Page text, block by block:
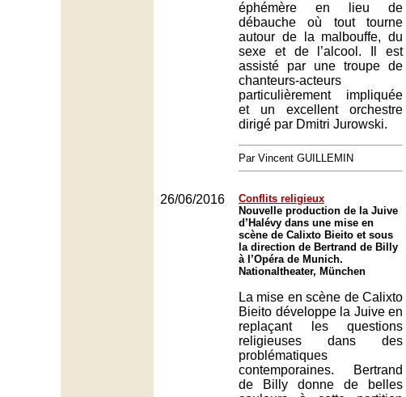
éphémère en lieu de
débauche où tout tourne
autour de la malbouffe, du
sexe et de l’alcool. Il est
assisté par une troupe de
chanteurs-acteurs
particulièrement impliquée
et un excellent orchestre
dirigé par Dmitri Jurowski.
Par Vincent GUILLEMIN
26/06/2016
Conflits religieux
Nouvelle production de la Juive
d’Halévy dans une mise en
scène de Calixto Bieito et sous
la direction de Bertrand de Billy
à l’Opéra de Munich.
Nationaltheater, München
La mise en scène de Calixto
Bieito développe la Juive en
replaçant les questions
religieuses dans des
problématiques
contemporaines. Bertrand
de Billy donne de belles